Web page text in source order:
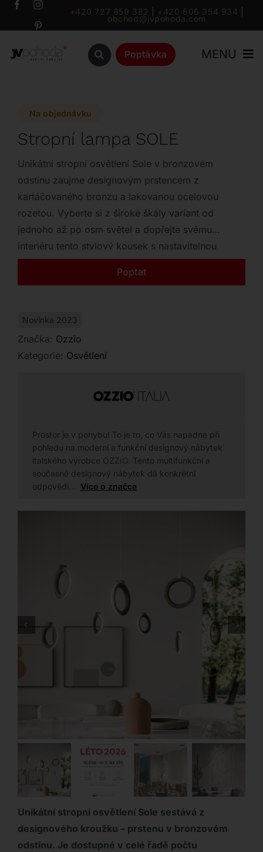
Přeskočit
+420 727 859 382 +420 606 354 934
obchod@jvpohoda.com
Poptávka MENU
Katalog
Značky
Outlet
Kontakt
Na objednávku
Stropní lampa SOLE
Unikátní stropní osvětlení Sole v bronzovém
odstínu zaujme designovým prstencem z
kartáčovaného bronzu a lakovanou ocelovou
rozetou. Vyberte si z široké škály variant od
jednoho až po osm světel a dopřejte svému
interiéru tento stylový kousek s nastavitelnou
výškou až 250 cm.
Poptat
Novinka 2023
Značka: Ozzio
Kategorie: Osvětlení
Prostor je v pohybu! To je to, co Vás napadne při
pohledu na moderní a funkční designový nábytek
italského výrobce OZZIO. Tento multifunkční a
současně designový nábytek dá konkrétní
odpovědi… Více o značce
Unikátní stropní osvětlení Sole sestává z
designového kroužku – prstenu v bronzovém
odstínu. Je dostupné v celé řadě počtu